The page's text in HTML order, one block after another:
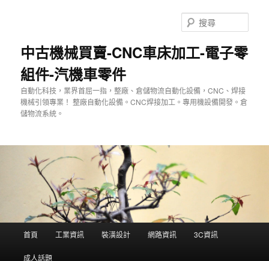
中古機械買賣-CNC車床加工-電子零
組件-汽機車零件
自動化科技，業界首屈一指，整廠、倉儲物流自動化設備，CNC、焊接
機械引領專業！ 整廠自動化設備。CNC焊接加工。專用機設備開發。倉
儲物流系統。
尋
首頁 工業資訊 裝潢設計 網路資訊 3C資訊
成人話題